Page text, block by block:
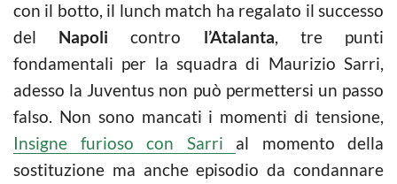
con il botto, il lunch match ha regalato il successo
del Napoli contro l’Atalanta, tre punti
fondamentali per la squadra di Maurizio Sarri,
adesso la Juventus non può permettersi un passo
falso. Non sono mancati i momenti di tensione,
Insigne furioso con Sarri al momento della
sostituzione ma anche episodio da condannare